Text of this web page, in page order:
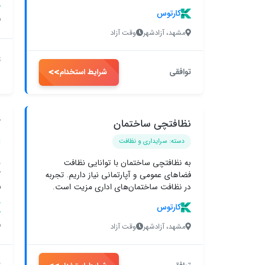
کارتوس
مشهد، آزادشهر وقت آزاد
توافقی شرایط استخدام>>
نظافتچی ساختمان
دسته: سرایداری و نظافت
به نظافتچی ساختمان با توانایی نظافت
فضاهای عمومی و آپارتمانی نیاز داریم. تجربه
در نظافت ساختمان‌های اداری مزیت است.
کارتوس
مشهد، آزادشهر وقت آزاد